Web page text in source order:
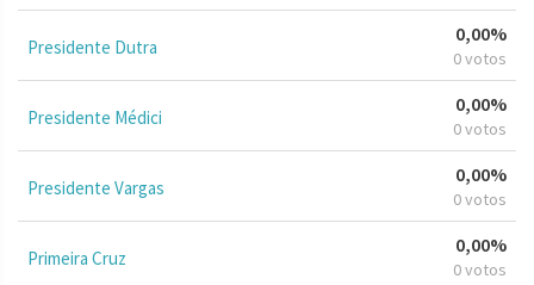
Presidente Dutra
0,00%
0 votos
Presidente Médici
0,00%
0 votos
Presidente Vargas
0,00%
0 votos
Primeira Cruz
0,00%
0 votos